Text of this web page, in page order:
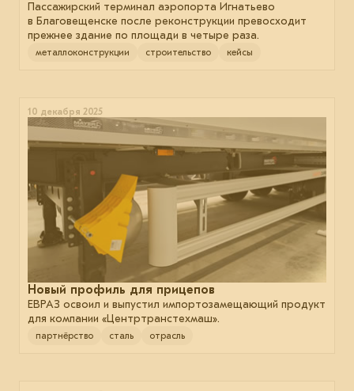
Пассажирский терминал аэропорта Игнатьево
в Благовещенске после реконструкции превосходит
прежнее здание по площади в четыре раза.
металлоконструкции строительство кейсы
10 декабря 2025
Новый профиль для прицепов
ЕВРАЗ освоил и выпустил импортозамещающий продукт
для компании «Центртранстехмаш».
партнёрство сталь отрасль